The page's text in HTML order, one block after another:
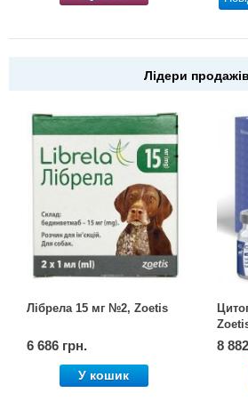
Лідери
Лібрела 15 мг №2, Zoetis
6 686 грн.
У кошик
8